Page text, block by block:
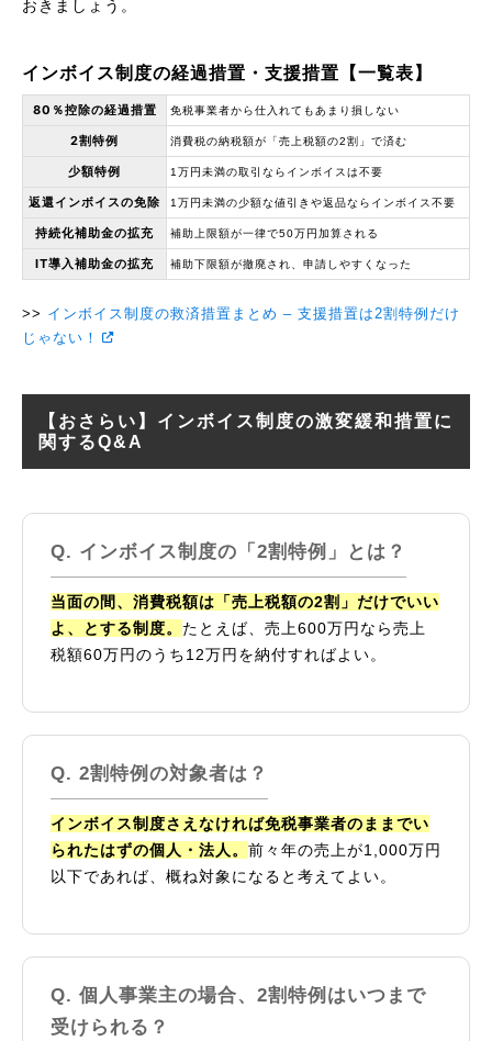
おきましょう。
インボイス制度の経過措置・支援措置【一覧表】
80％控除の経過措置 免税事業者から仕入れてもあまり損しない
2割特例 消費税の納税額が「売上税額の2割」で済む
少額特例 1万円未満の取引ならインボイスは不要
返還インボイスの免除 1万円未満の少額な値引きや返品ならインボイス不要
持続化補助金の拡充 補助上限額が一律で50万円加算される
IT導入補助金の拡充 補助下限額が撤廃され、申請しやすくなった
インボイス制度の救済措置まとめ – 支援措置は2割特例だけ
じゃない！
【おさらい】インボイス制度の激変緩和措置に
関するQ&A
インボイス制度の「2割特例」とは？
当面の間、消費税額は「売上税額の2割」だけでいい
よ、とする制度。 たとえば、売上600万円なら売上
税額60万円のうち12万円を納付すればよい。
2割特例の対象者は？
インボイス制度さえなければ免税事業者のままでい
られたはずの個人・法人。 前々年の売上が1,000万円
以下であれば、概ね対象になると考えてよい。
個人事業主の場合、2割特例はいつまで
受けられる？